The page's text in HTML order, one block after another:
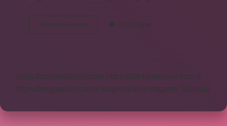
Devamını okuyun
Neler
Yorum Bırak
https://rosmedforum.com
https://btibbimedikal.com.tr
https://megaplan.com.tr knight online nttgame Sitemap